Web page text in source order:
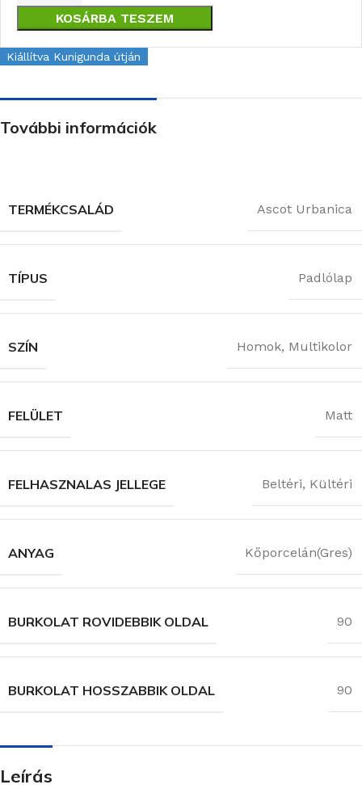
KOSÁRBA TESZEM
Kiállítva Kunigunda útján
További információk
TERMÉKCSALÁD Ascot Urbanica
TÍPUS Padlólap
SZÍN Homok, Multikolor
FELÜLET Matt
FELHASZNALAS JELLEGE Beltéri, Kültéri
ANYAG Kőporcelán(Gres)
BURKOLAT ROVIDEBBIK OLDAL 90
BURKOLAT HOSSZABBIK OLDAL 90
Leírás